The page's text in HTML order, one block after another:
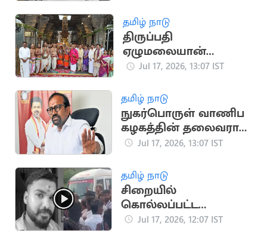
தமிழ் நாடு
திருப்பதி
ஏழுமலையான்
கோவிலில்
நடைபெற்ற ஆனிவார
ஆஸ்தான விழா
Jul 17, 2026, 13:07 IST
தமிழ் நாடு
நுகர்பொருள் வாணிப
கழகத்தின் தலைவராக
அமைச்சர்
நியமனம்
Jul 17, 2026, 13:07 IST
தமிழ் நாடு
சிறையில்
கொல்லப்பட்ட
சபரிவர்மன் உடலுடன்
Jul 17, 2026, 12:07 IST